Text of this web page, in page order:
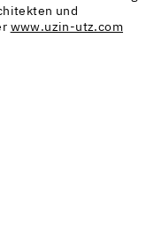
und
www.uzin-utz.com